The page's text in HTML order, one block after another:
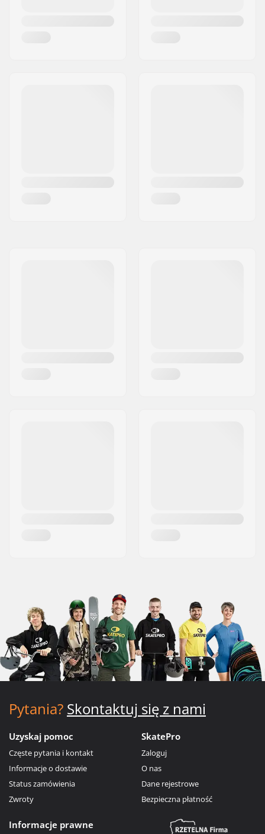
Pytania? Skontaktuj się z nami
Uzyskaj pomoc
Częste pytania i kontakt
Informacje o dostawie
Status zamówienia
Zwroty
SkatePro
Zaloguj
O nas
Dane rejestrowe
Bezpieczna płatność
Informacje prawne